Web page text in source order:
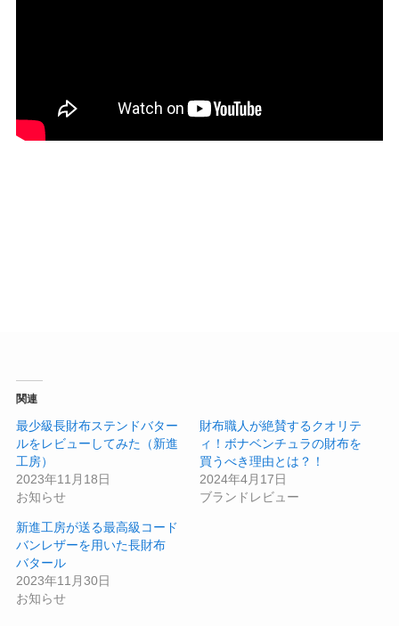
関連
最少級長財布ステンドバター
ルをレビューしてみた（新進
工房）
2023年11月18日
お知らせ
財布職人が絶賛するクオリテ
ィ！ボナベンチュラの財布を
買うべき理由とは？！
2024年4月17日
ブランドレビュー
新進工房が送る最高級コード
バンレザーを用いた長財布
バタール
2023年11月30日
お知らせ